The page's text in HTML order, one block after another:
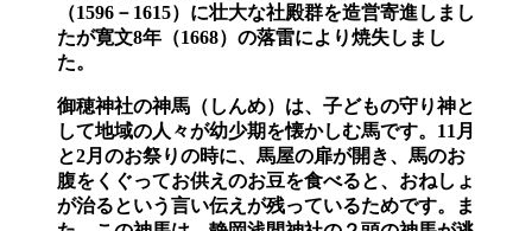
（1596－1615）に壮大な社殿群を造営寄進しまし
たが寛文8年（1668）の落雷により焼失しまし
た。
御穂神社の神馬（しんめ）は、子どもの守り神と
して地域の人々が幼少期を懐かしむ馬です。11月
と2月のお祭りの時に、馬屋の扉が開き、馬のお
腹をくぐってお供えのお豆を食べると、おねしょ
が治るという言い伝えが残っているためです。ま